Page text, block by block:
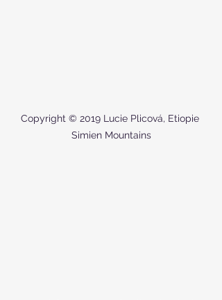
Copyright © 2019 Lucie Plicová, Etiopie
Simien Mountains